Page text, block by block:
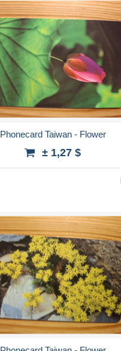
Phonecard Taiwan - Flower
± 1,27 $